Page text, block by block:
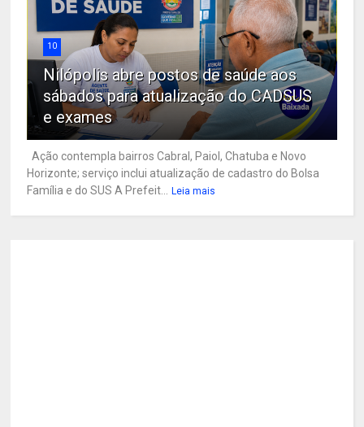
10
Nilópolis abre postos de saúde aos
sábados para atualização do CADSUS
e exames
Ação contempla bairros Cabral, Paiol, Chatuba e Novo
Horizonte; serviço inclui atualização de cadastro do Bolsa
Família e do SUS A Prefeit...
Leia mais